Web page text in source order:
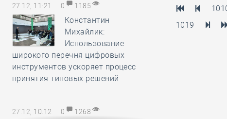
27.12, 11:21 0 1185
Константин
Михайлик:
Использование
широкого перечня цифровых
инструментов ускоряет процесс
принятия типовых решений
27.12, 10:12 0 1268
1019